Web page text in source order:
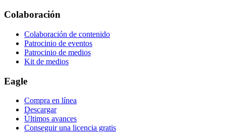
Colaboración
Colaboración de contenido
Patrocinio de eventos
Patrocinio de medios
Kit de medios
Eagle
Compra en línea
Descargar
Últimos avances
Conseguir una licencia gratis